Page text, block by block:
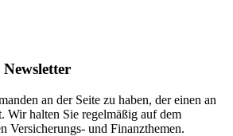
an der Seite zu haben, der einen an
Wir halten Sie regelmäßig auf dem
Versicherungs- und Finanzthemen.